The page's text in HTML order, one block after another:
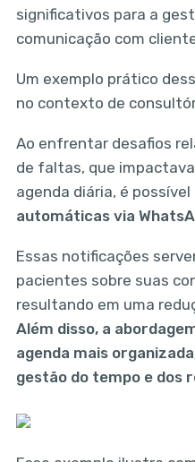
significativos para a
comunicação com
Um exemplo prático
no contexto de
Ao enfrentar desafios
de faltas, que
agenda diária, é
automáticas via
Essas notificações
pacientes sobre suas
resultando em uma
Além disso, a
agenda mais
gestão do tempo e dos